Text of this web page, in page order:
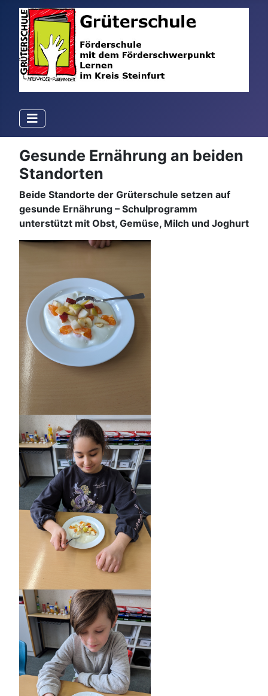
Gesunde Ernährung an beiden
Standorten
Beide Standorte der Grüterschule setzen auf
gesunde Ernährung – Schulprogramm
unterstützt mit Obst, Gemüse, Milch und Joghurt